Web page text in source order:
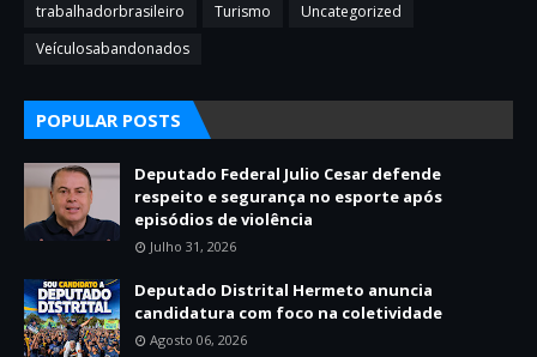
trabalhadorbrasileiro
Turismo
Uncategorized
Veículosabandonados
POPULAR POSTS
Deputado Federal Julio Cesar defende
respeito e segurança no esporte após
episódios de violência
Julho 31, 2026
Deputado Distrital Hermeto anuncia
candidatura com foco na coletividade
Agosto 06, 2026